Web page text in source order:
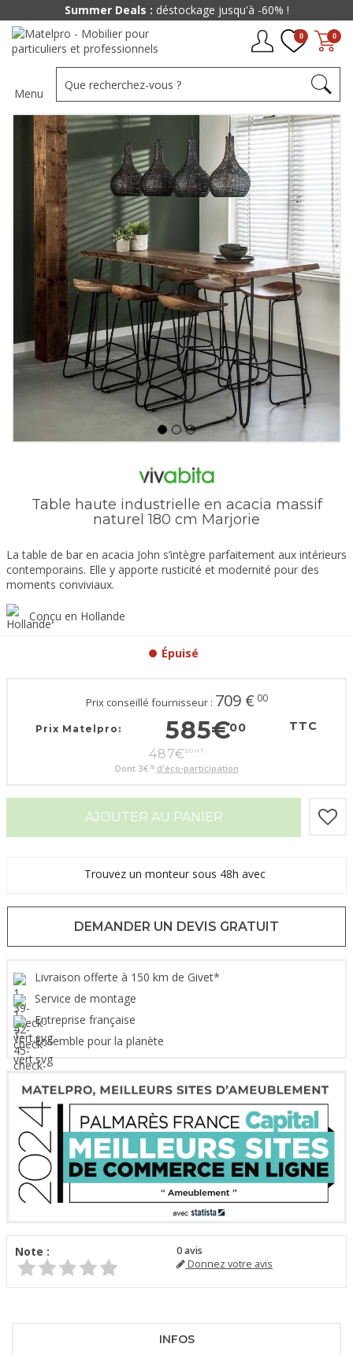
0
0
Menu
Table haute industrielle en acacia massif
naturel 180 cm Marjorie
La table de bar en acacia John s’intègre parfaitement aux intérieurs
contemporains. Elle y apporte rusticité et modernité pour des
moments conviviaux.
Conçu en Hollande
Épuisé
Prix conseillé fournisseur : 709 € 00
Prix Matelpro: 585€00 TTC
487€50 HT
Dont 3€ 70 d'éco-participation
AJOUTER AU PANIER
Trouvez un monteur sous 48h avec
DEMANDER UN DEVIS GRATUIT
Livraison offerte à 150 km de Givet*
Service de montage
Entreprise française
Ensemble pour la planète
Note : 0avis
Donnez votre avis
INFOS
Summer Deals : déstockage jusqu'à -60% !